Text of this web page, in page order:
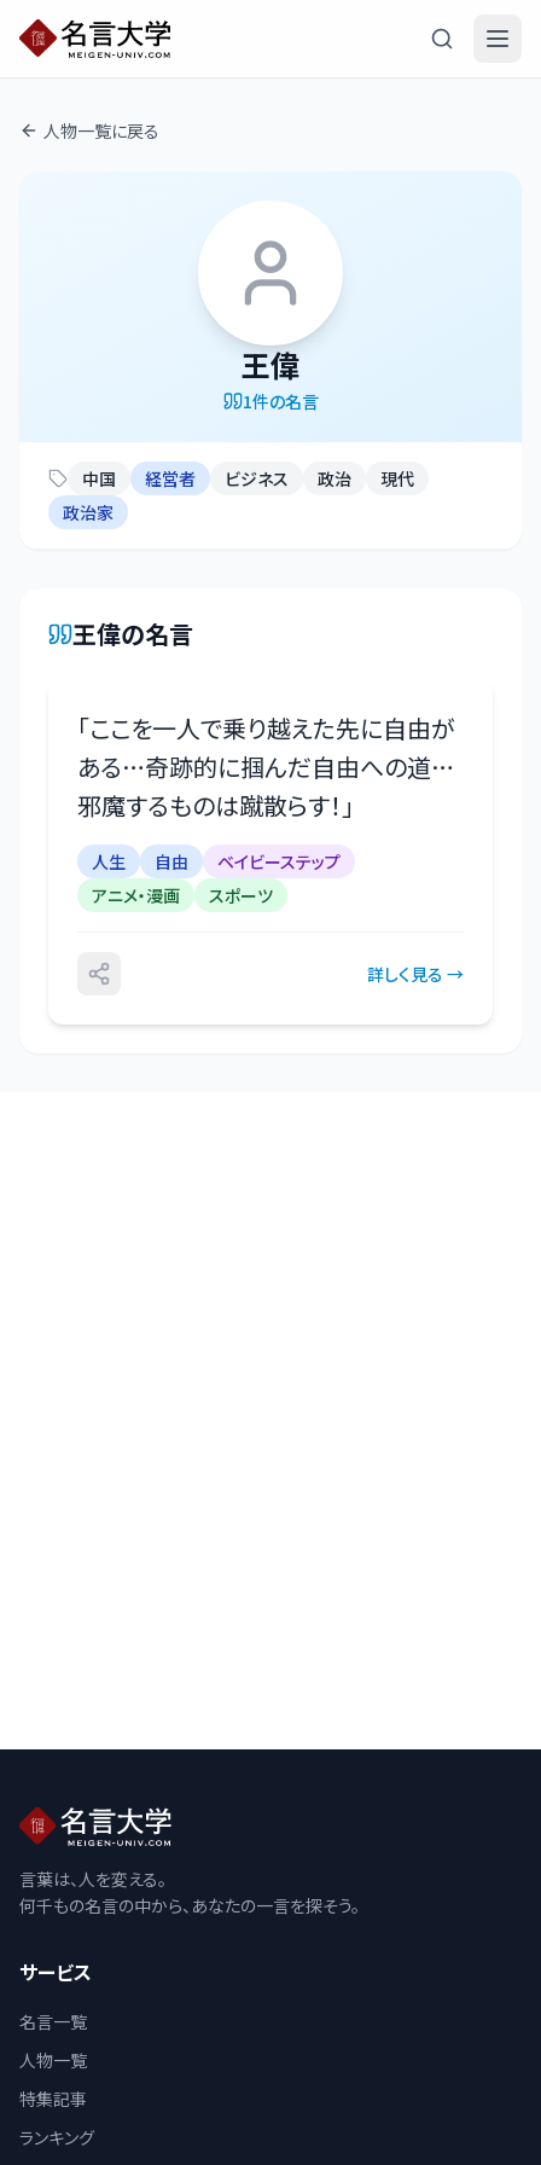
人物一覧に戻る
王偉
1件の名言
中国 経営者 ビジネス 政治
現代
政治家
王偉の名言
「ここを一人で乗り越えた先に自由が
ある…奇跡的に掴んだ自由への道…
邪魔するものは蹴散らす！ 」
人生 自由
ベイビーステップ
アニメ・漫画
スポーツ
詳しく見る →
言葉は、人を変える。
何千もの名言の中から、あなたの一言を探そう。
サービス
名言一覧
人物一覧
特集記事
ランキング